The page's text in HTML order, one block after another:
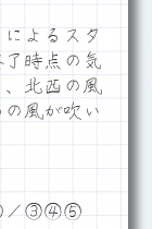
よるスタ
時点の気
北西の風
風が吹い
／③④⑤